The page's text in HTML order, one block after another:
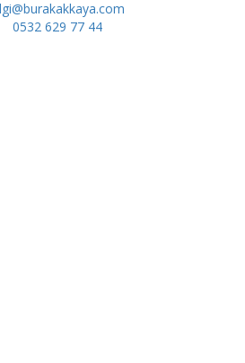
0532 629 77 44